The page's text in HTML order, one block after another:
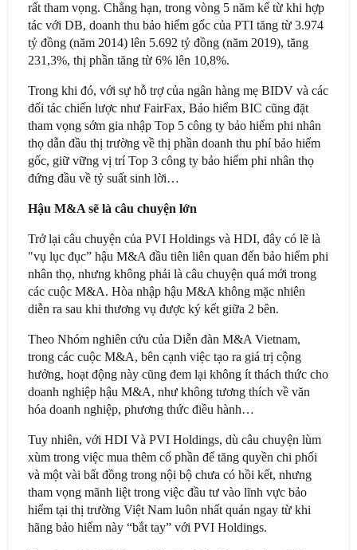
rất tham vọng. Chẳng hạn, trong vòng 5 năm kể từ khi hợp
tác với DB, doanh thu bảo hiểm gốc của PTI tăng từ 3.974
tỷ đồng (năm 2014) lên 5.692 tỷ đồng (năm 2019), tăng
231,3%, thị phần tăng từ 6% lên 10,8%.
Trong khi đó, với sự hỗ trợ của ngân hàng mẹ BIDV và các
đối tác chiến lược như FairFax, Bảo hiểm BIC cũng đặt
tham vọng sớm gia nhập Top 5 công ty bảo hiểm phi nhân
thọ dẫn đầu thị trường về thị phần doanh thu phí bảo hiểm
gốc, giữ vững vị trí Top 3 công ty bảo hiểm phi nhân thọ
đứng đầu về tỷ suất sinh lời…
Hậu M&A sẽ là câu chuyện lớn
Trở lại câu chuyện của PVI Holdings và HDI, đây có lẽ là
"vụ lục đục” hậu M&A đầu tiên liên quan đến bảo hiểm phi
nhân thọ, nhưng không phải là câu chuyện quá mới trong
các cuộc M&A. Hòa nhập hậu M&A không mặc nhiên
diễn ra sau khi thương vụ được ký kết giữa 2 bên.
Theo Nhóm nghiên cứu của Diễn đàn M&A Vietnam,
trong các cuộc M&A, bên cạnh việc tạo ra giá trị cộng
hưởng, hoạt động này cũng đem lại không ít thách thức cho
doanh nghiệp hậu M&A, như không tương thích về văn
hóa doanh nghiệp, phương thức điều hành…
Tuy nhiên, với HDI Và PVI Holdings, dù câu chuyện lùm
xùm trong việc mua thêm cổ phần để tăng quyền chi phối
và một vài bất đồng trong nội bộ chưa có hồi kết, nhưng
tham vọng mãnh liệt trong việc đầu tư vào lĩnh vực bảo
hiểm tại thị trường Việt Nam luôn nhất quán ngay từ khi
hãng bảo hiểm này “bắt tay” với PVI Holdings.